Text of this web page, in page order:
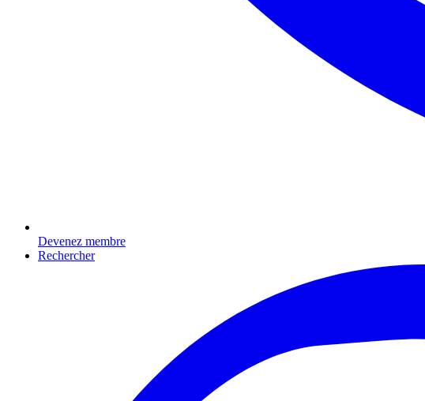
Devenez membre
Rechercher